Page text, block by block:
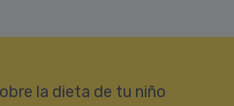
la dieta de tu niño